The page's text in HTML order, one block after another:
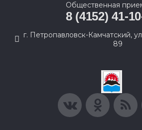
Общественная
8 (4152) 41-
г. Петропавловск-Камчатский,
89